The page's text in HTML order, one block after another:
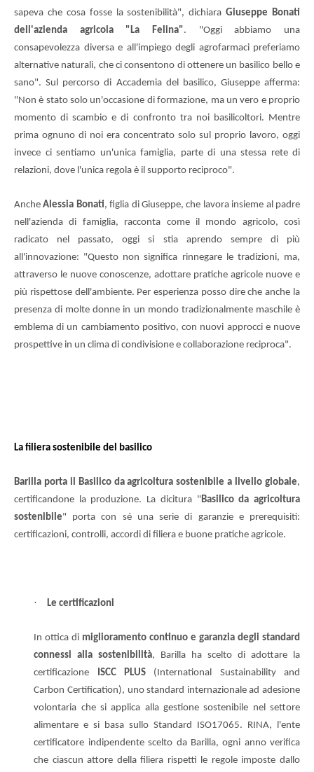
sapeva che cosa fosse la sostenibilità", dichiaraGiuseppe Bonati
dell'azienda agricola "La Felina". "Oggi abbiamo una
consapevolezza diversa e all'impiego degli agrofarmaci preferiamo
alternative naturali, che ci consentono di ottenere un basilico bello e
sano". Sul percorso di Accademia del basilico, Giuseppe afferma:
"Non è stato solo un'occasione di formazione, ma un vero e proprio
momento di scambio e di confronto tra noi basilicoltori. Mentre
prima ognuno di noi era concentrato solo sul proprio lavoro, oggi
invece ci sentiamo un'unica famiglia, parte di una stessa rete di
relazioni, dove l'unica regola è il supporto reciproco".
AncheAlessia Bonati, figlia di Giuseppe, che lavora insieme al padre
nell'azienda di famiglia, racconta come il mondo agricolo, così
radicato nel passato, oggi si stia aprendo sempre di più
all'innovazione: "Questo non significa rinnegare le tradizioni, ma,
attraverso le nuove conoscenze, adottare pratiche agricole nuove e
più rispettose dell'ambiente. Per esperienza posso dire che anche la
presenza di molte donne in un mondo tradizionalmente maschile è
emblema di un cambiamento positivo, con nuovi approcci e nuove
prospettive in un clima di condivisione e collaborazione reciproca".
La filiera sostenibile del basilico
Barilla porta il Basilico da agricoltura sostenibile a livello globale,
certificandone la produzione. La dicitura "Basilico da agricoltura
sostenibile" porta con sé una serie di garanzie e prerequisiti:
certificazioni, controlli, accordi di filiera e buone pratiche agricole.
· Le certificazioni
In ottica di miglioramento continuo e garanzia degli standard
connessi alla sostenibilità, Barilla ha scelto di adottare la
certificazione ISCC PLUS (International Sustainability and
Carbon Certification), uno standard internazionale ad adesione
volontaria che si applica alla gestione sostenibile nel settore
alimentare e si basa sullo Standard ISO17065. RINA, l'ente
certificatore indipendente scelto da Barilla, ogni anno verifica
che ciascun attore della filiera rispetti le regole imposte dallo